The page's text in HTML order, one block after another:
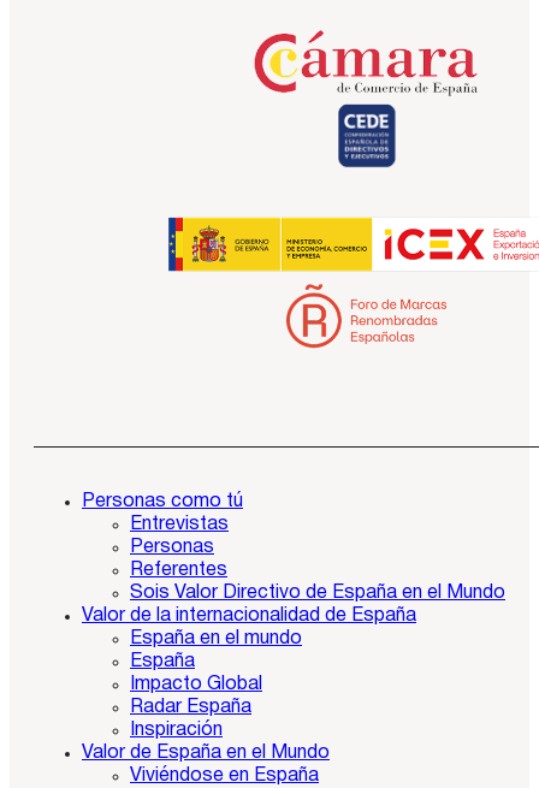
Personas como tú
Entrevistas
Personas
Referentes
Sois Valor Directivo de España en el Mundo
Valor de la internacionalidad de España
España en el mundo
España
Impacto Global
Radar España
Inspiración
Valor de España en el Mundo
Viviéndose en España